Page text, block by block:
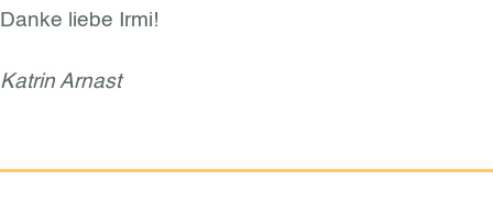
Danke liebe Irmi!
Katrin Arnast